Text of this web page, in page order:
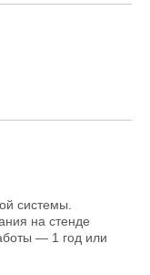
системы.
на стенде
— 1 год или